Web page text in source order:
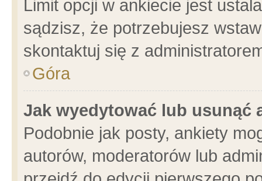
Limit opcji w ankiecie jest
sądzisz, że potrzebujesz
skontaktuj się z
Góra
Jak wyedytować lub usunąć
Podobnie jak posty, ankiety
autorów, moderatorów lub